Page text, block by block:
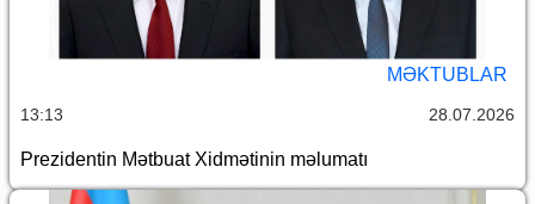
MƏKTUBLAR
13:13 28.07.2026
Prezidentin Mətbuat Xidmətinin məlumatı